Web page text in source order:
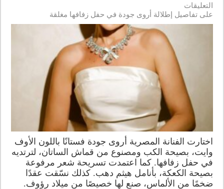
التعليقات
على تفاصيل إطلالة أروى جودة في حفل زفافها مغلقة
اختارت الفنانة المصرية أروى جودة فستانًا باللون الأوف
وايت، بصيحة الكب ومصنوع من قماش الساتان، لترتديه
في حفل زفافها. كما اعتمدت تسريحة شعر مرفوعة
بصيحة الكعكة، بأنامل هيثم دهب. كذلك نسّقت عقدًا
ضخمًا من الألماس، صنع لها خصيصًا من ميلاد رؤوف.